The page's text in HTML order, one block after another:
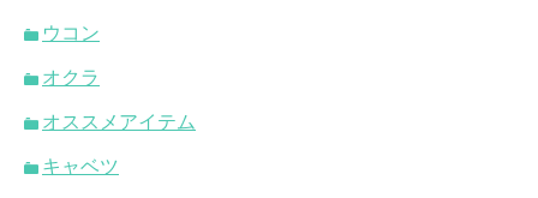
ウコン
オクラ
オススメアイテム
キャベツ